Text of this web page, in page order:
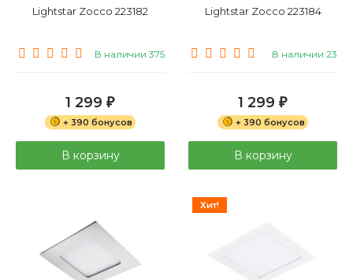
Lightstar Zocco 223182
В наличии 375
1 299 ₽
+ 390 бонусов
В корзину
Lightstar Zocco 223184
В наличии 23
1 299 ₽
+ 390 бонусов
В корзину
Хит!